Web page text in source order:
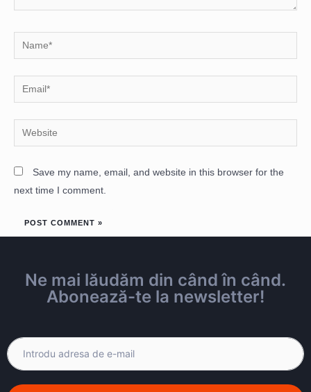
Save my name, email, and website in this browser for the
next time I comment.
Ne mai lăudăm din când în când.
Abonează-te la newsletter!